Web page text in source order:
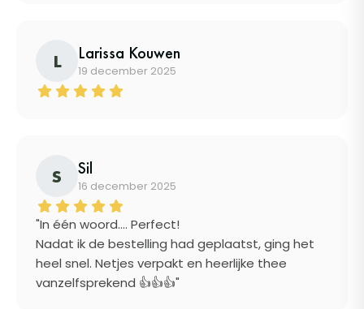
L Larissa Kouwen
19 december 2025
S Sil
16 december 2025
"In één woord.... Perfect!
Nadat ik de bestelling had geplaatst, ging het
heel snel. Netjes verpakt en heerlijke thee
vanzelfsprekend 👍👍👍"